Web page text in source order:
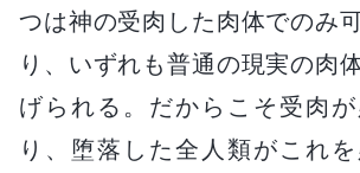
つは神の受肉した肉体でのみ
り、いずれも普通の現実の肉
げられる。だからこそ受肉
り、堕落した全人類がこれ